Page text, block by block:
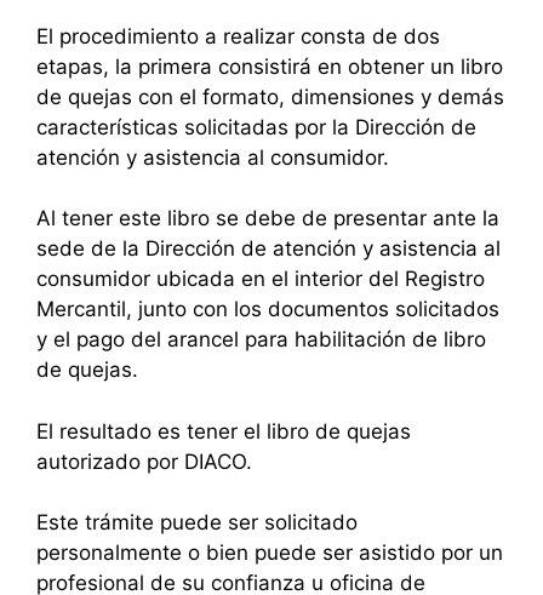
El procedimiento a realizar consta de dos
etapas, la primera consistirá en obtener un libro
de quejas con el formato, dimensiones y demás
características solicitadas por la Dirección de
atención y asistencia al consumidor.
Al tener este libro se debe de presentar ante la
sede de la Dirección de atención y asistencia al
consumidor ubicada en el interior del Registro
Mercantil, junto con los documentos solicitados
y el pago del arancel para habilitación de libro
de quejas.
El resultado es tener el libro de quejas
autorizado por DIACO.
Este trámite puede ser solicitado
personalmente o bien puede ser asistido por un
profesional de su confianza u oficina de